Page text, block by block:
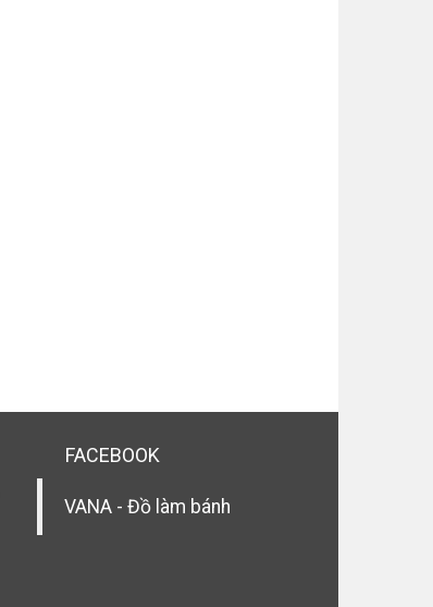
FACEBOOK
VANA - Đồ làm bánh